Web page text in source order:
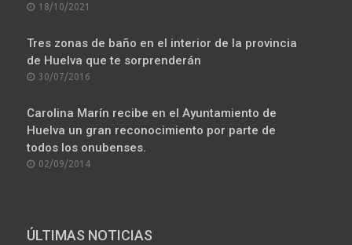
POSTED
18/10/2021
Tres zonas de baño en el interior de la provincia
de Huelva que te sorprenderán
POSTED
30/07/2016
Carolina Marín recibe en el Ayuntamiento de
Huelva un gran reconocimiento por parte de
todos los onubenses.
POSTED
02/09/2014
ÚLTIMAS NOTICIAS